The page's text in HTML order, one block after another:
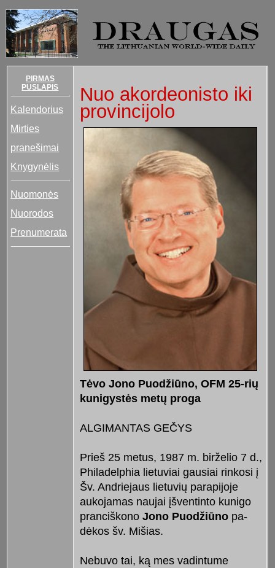
PIRMAS
PUSLAPIS
Kalendorius
Mirties
pranešimai
Knygynėlis
Nuomonės
Nuorodos
Prenumerata
Nuo akordeonisto iki
provincijolo
Tėvo Jono Puodžiūno, OFM 25-rių
kunigystės metų proga
ALGIMANTAS GEČYS
Prieš 25 metus, 1987 m. birželio 7 d.,
Philadelphia lietuviai gausiai rin­kosi į
Šv. Andriejaus lietuvių parapijoje
aukojamas naujai įšventinto ku­nigo
pranciškonoJono Puodžiūnopa­
dėkos šv. Mišias.
Nebuvo tai, ką mes vadintume